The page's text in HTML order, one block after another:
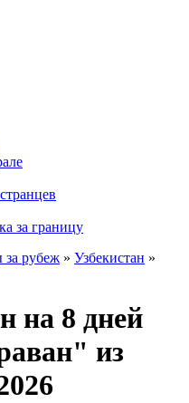
за границу
за рубеж » Узбекистан »
на 8 дней
из